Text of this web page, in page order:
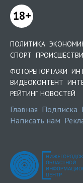
18+
ПОЛИТИКА
СПОРТ
ФОТОРЕПОРТАЖИ
ВИДЕОКОНТЕНТ
РЕЙТИНГ НОВОСТЕЙ
Главная Подписка
Написать нам